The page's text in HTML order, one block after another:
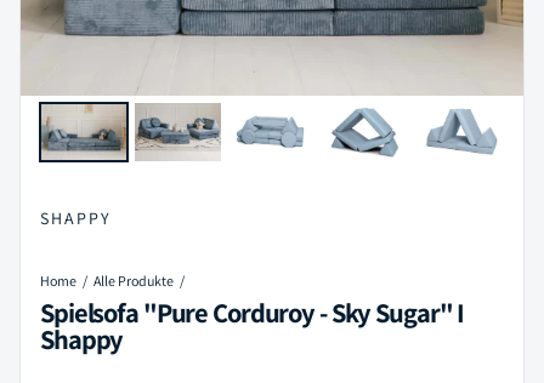
SHAPPY
Home Alle Produkte
Spielsofa "Pure Corduroy - Sky Sugar" I
Shappy